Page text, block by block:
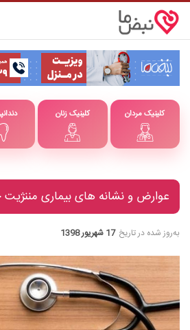
کلینیک زنان کلینیک مردان
عوارض و نشانه های بیماری
به‌روز شده در تاریخ 17 شهریور 1398